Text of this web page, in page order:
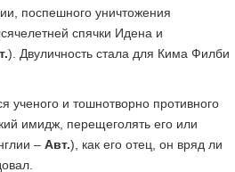
поспешного уничтожения
спячки Идена и
). Двуличность стала для Кима Филби
и тошнотворно противного
имидж, перещеголять его или
– Авт.), как его отец, он вряд ли